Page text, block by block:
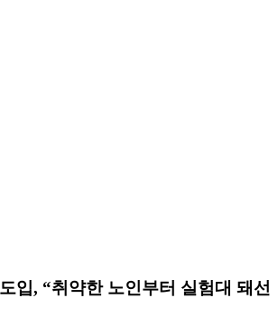
입, “취약한 노인부터 실험대 돼선